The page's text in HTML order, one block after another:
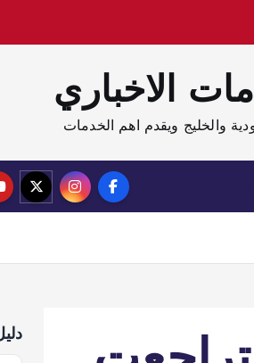
الاخباري
والخليج ويقدم اهم الخدمات